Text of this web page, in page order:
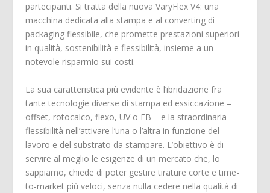
partecipanti. Si tratta della nuova VaryFlex V4: una
macchina dedicata alla stampa e al converting di
packaging flessibile, che promette prestazioni superiori
in qualità, sostenibilità e flessibilità, insieme a un
notevole risparmio sui costi.
La sua caratteristica più evidente è l’ibridazione fra
tante tecnologie diverse di stampa ed essiccazione –
offset, rotocalco, flexo, UV o EB – e la straordinaria
flessibilità nell’attivare l’una o l’altra in funzione del
lavoro e del substrato da stampare. L’obiettivo è di
servire al meglio le esigenze di un mercato che, lo
sappiamo, chiede di poter gestire tirature corte e time-
to-market più veloci, senza nulla cedere nella qualità di